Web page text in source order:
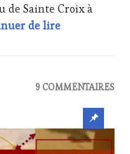
de Sainte Croix à
de lireTémoignage
9 COMMENTAIRES
Article
mis